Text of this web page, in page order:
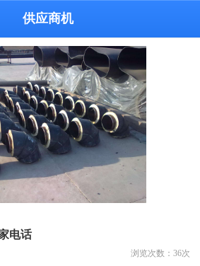
供应商机
电话
浏览次数： 36次